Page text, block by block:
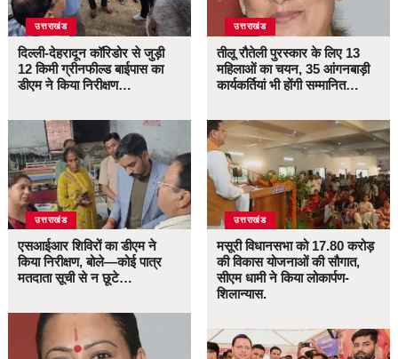
उत्तराखंड
दिल्ली-देहरादून कॉरिडोर से जुड़ी
12 किमी ग्रीनफील्ड बाईपास का
डीएम ने किया निरीक्षण…
उत्तराखंड
एसआईआर शिविरों का डीएम ने
किया निरीक्षण, बोले—कोई पात्र
मतदाता सूची से न छूटे…
उत्तराखंड
तीलू रौतेली पुरस्कार के लिए 13
महिलाओं का चयन, 35 आंगनबाड़ी
कार्यकर्तियां भी होंगी सम्मानित…
उत्तराखंड
मसूरी विधानसभा को 17.80 करोड़
की विकास योजनाओं की सौगात,
सीएम धामी ने किया लोकार्पण-
शिलान्यास.